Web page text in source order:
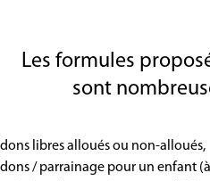
Les formules
sont
dons libres alloués ou non-alloués,
dons / parrainage pour un enfant